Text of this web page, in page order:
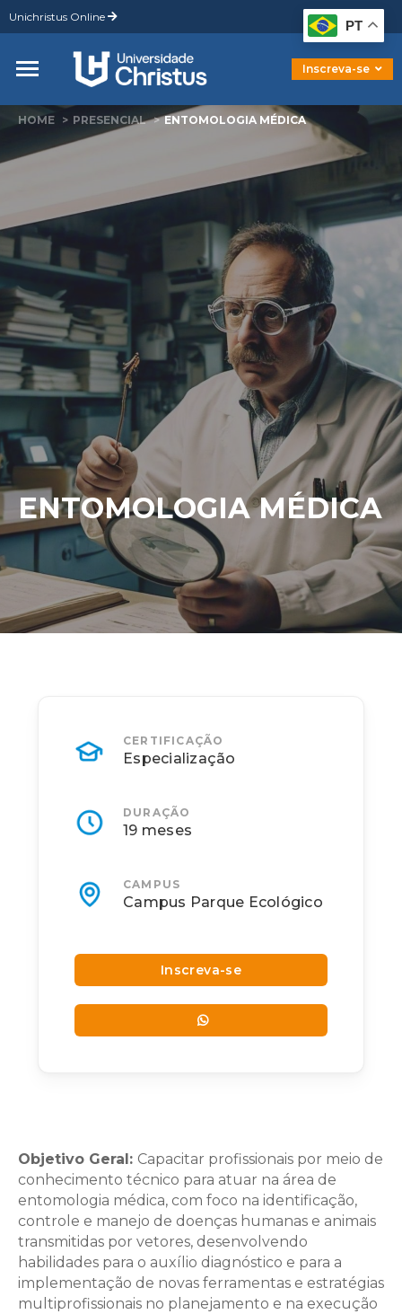
Unichristus Online
Inscreva-se
Graduação
Pós-Graduação
Mestrado
Doutorado
HOME PRESENCIAL ENTOMOLOGIA MÉDICA
ENTOMOLOGIA MÉDICA
Objetivo Geral: Capacitar profissionais por meio de
conhecimento técnico para atuar na área de
entomologia médica, com foco na identificação,
controle e manejo de doenças humanas e animais
transmitidas por vetores, desenvolvendo
habilidades para o auxílio diagnóstico e para a
implementação de novas ferramentas e estratégias
multiprofissionais no planejamento e na execução
CERTIFICAÇÃO
Especialização
DURAÇÃO
19 meses
CAMPUS
Campus Parque Ecológico
Inscreva-se
PT